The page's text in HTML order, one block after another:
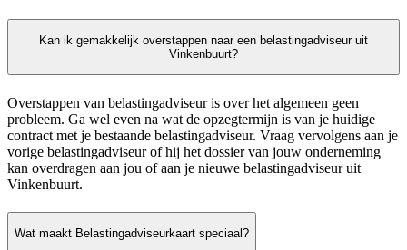
Kan ik gemakkelijk overstappen naar een belastingadviseur uit
Vinkenbuurt?
Overstappen van belastingadviseur is over het algemeen geen
probleem. Ga wel even na wat de opzegtermijn is van je huidige
contract met je bestaande belastingadviseur. Vraag vervolgens aan je
vorige belastingadviseur of hij het dossier van jouw onderneming
kan overdragen aan jou of aan je nieuwe belastingadviseur uit
Vinkenbuurt.
Wat maakt Belastingadviseurkaart speciaal?